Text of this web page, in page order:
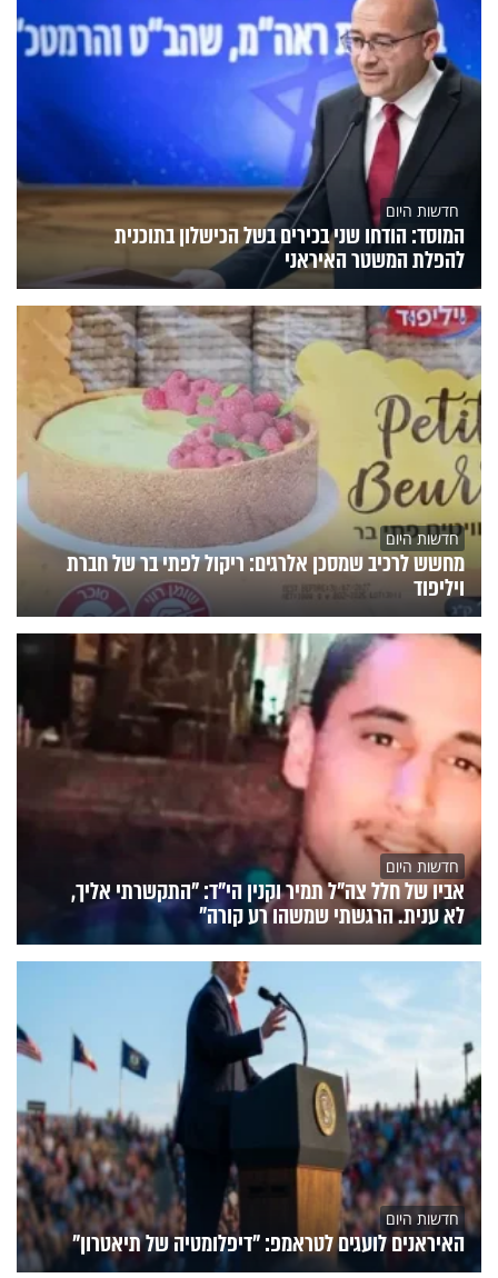
חדשות היום
המוסד: הודחו שני בכירים בשל הכישלון בתוכנית
להפלת המשטר האיראני
חדשות היום
מחשש לרכיב שמסכן אלרגים: ריקול לפתי בר של חברת
ויליפוד
חדשות היום
אביו של חלל צה"ל תמיר וקנין הי"ד: "התקשרתי אליך,
לא ענית. הרגשתי שמשהו רע קורה"
חדשות היום
האיראנים לועגים לטראמפ: "דיפלומטיה של תיאטרון"